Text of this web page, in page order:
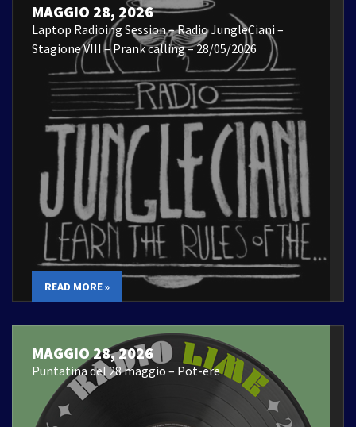
MAGGIO 28, 2026
Laptop Radioing Session – Radio JungleCiani –
Stagione VIII – Prank calling – 28/05/2026
READ MORE »
MAGGIO 28, 2026
Puntatina del 28 maggio – Pot-ere